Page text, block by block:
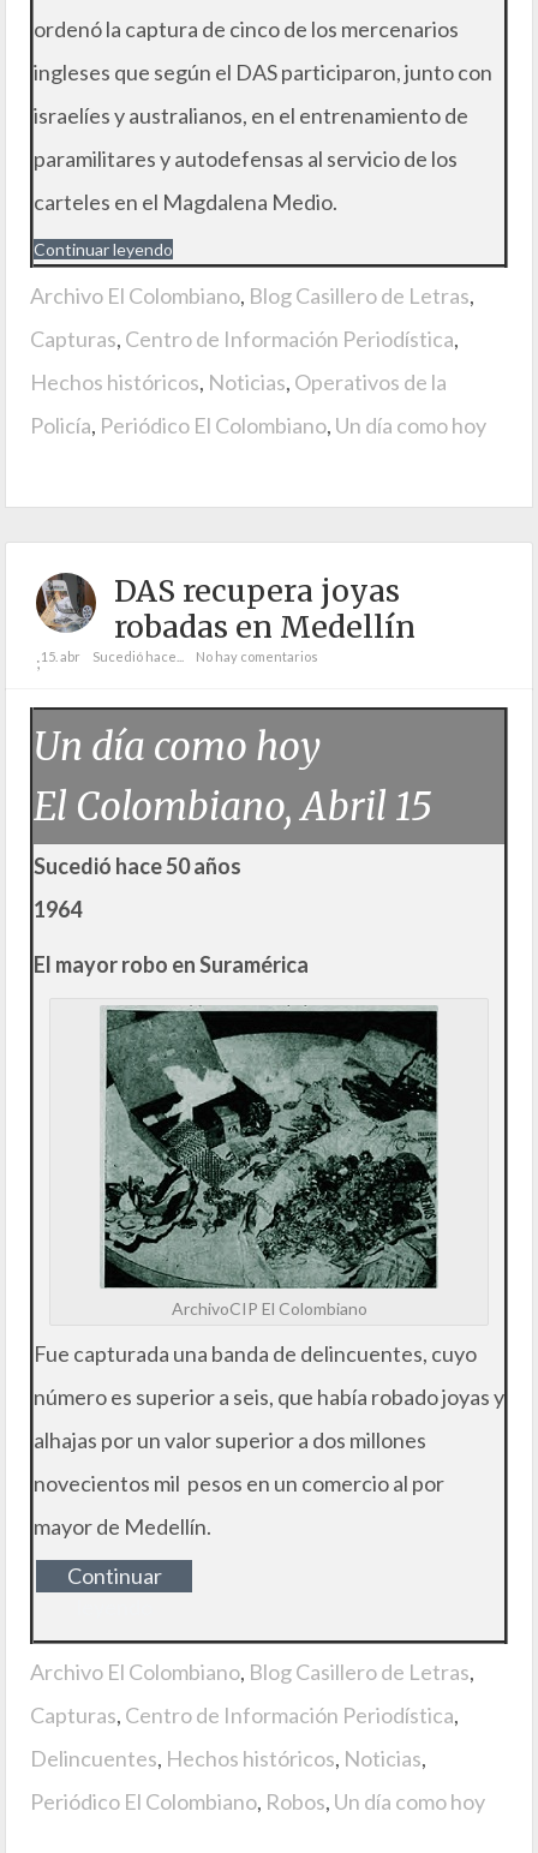
ordenó la captura de cinco de los mercenarios
ingleses que según el DAS participaron, junto con
israelíes y australianos, en el entrenamiento de
paramilitares y autodefensas al servicio de los
carteles en el Magdalena Medio.
Continuar leyendo
Archivo El Colombiano, Blog Casillero de Letras,
Capturas, Centro de Información Periodística,
Hechos históricos, Noticias, Operativos de la
Policía, Periódico El Colombiano, Un día como hoy
DAS recupera joyas
robadas en Medellín
;15. abr Sucedió hace... No hay comentarios
Un día como hoy
El Colombiano, Abril 15
Sucedió hace 50 años
1964
El mayor robo en Suramérica
ArchivoCIP El Colombiano
Fue capturada una banda de delincuentes, cuyo
número es superior a seis, que había robado joyas y
alhajas por un valor superior a dos millones
novecientos mil pesos en un comercio al por
mayor de Medellín.
Continuar
Archivo El Colombiano, Blog Casillero de Letras,
Capturas, Centro de Información Periodística,
Delincuentes, Hechos históricos, Noticias,
Periódico El Colombiano, Robos, Un día como hoy